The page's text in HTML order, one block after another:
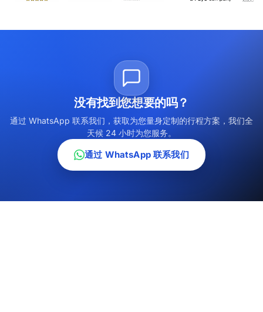
没有找到您想要的吗？
通过 WhatsApp 联系我们，获取为您量身定制的行程方案，我们全
天候 24 小时为您服务。
通过 WhatsApp 联系我们